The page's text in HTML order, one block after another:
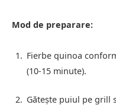
Mod de preparare:
Fierbe quinoa
(10-15 minute).
Gătește puiul pe grill